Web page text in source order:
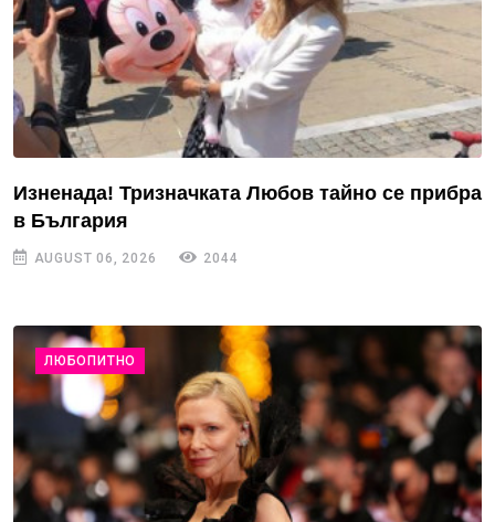
Изненада! Тризначката Любов тайно се прибра
в България
AUGUST 06, 2026 2044
ЛЮБОПИТНО